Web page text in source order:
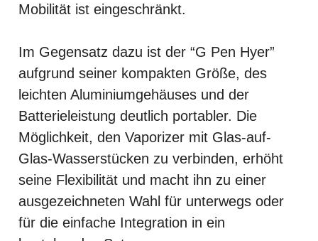
Mobilität ist eingeschränkt.
Im Gegensatz dazu ist der “G Pen Hyer”
aufgrund seiner kompakten Größe, des
leichten Aluminiumgehäuses und der
Batterieleistung deutlich portabler. Die
Möglichkeit, den Vaporizer mit Glas-auf-
Glas-Wasserstücken zu verbinden, erhöht
seine Flexibilität und macht ihn zu einer
ausgezeichneten Wahl für unterwegs oder
für die einfache Integration in ein